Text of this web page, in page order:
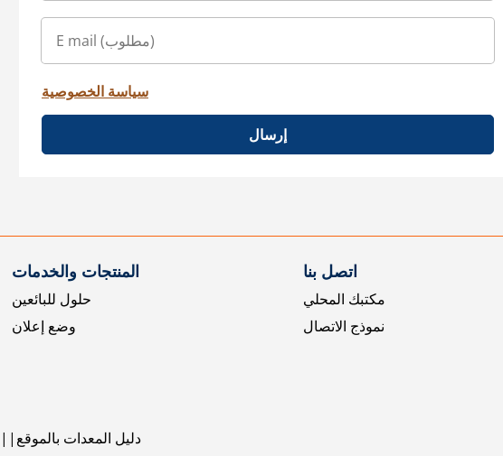
سياسة الخصوصية
إرسال
المنتجات والخدمات
حلول للبائعين
وضع إعلان
اتصل بنا
مكتبك المحلي
نموذج الاتصال
دليل المعدات بالموقع